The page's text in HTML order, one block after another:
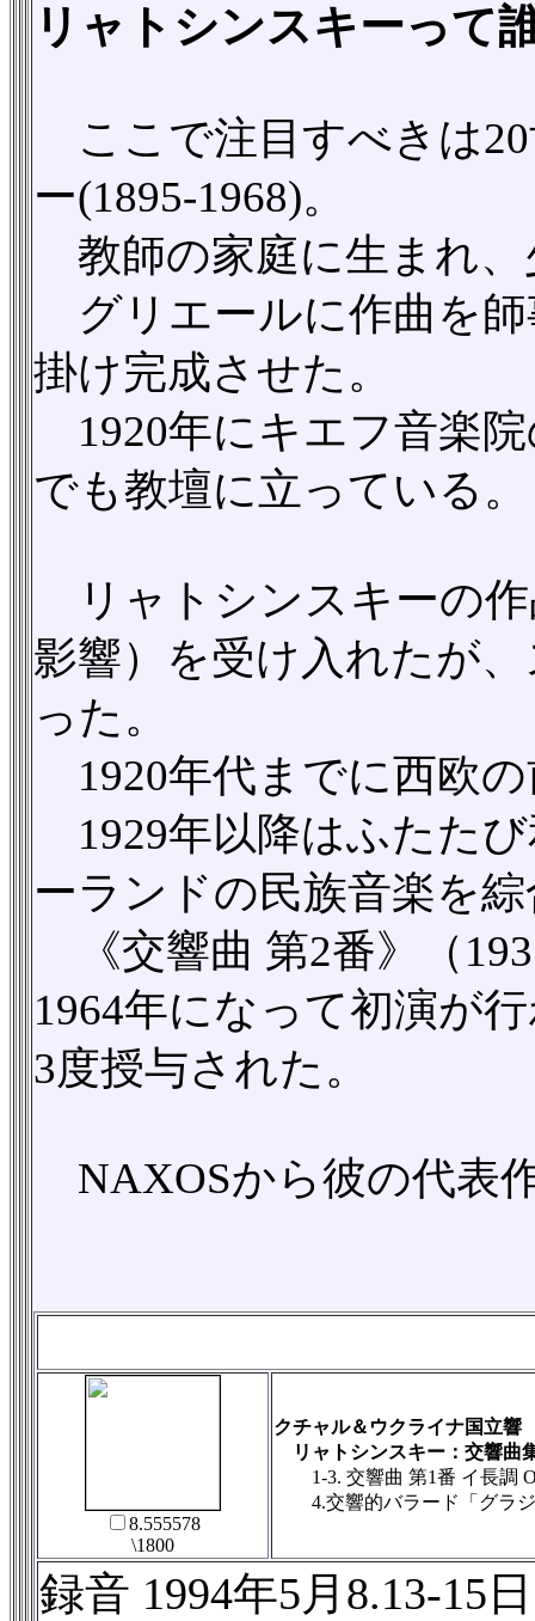
リャトシンスキーって
ここで注目すべきは
ー(1895-1968)。
教師の家庭に生まれ、
グリエールに作曲を師
掛け完成させた。
1920年にキエフ音楽
でも教壇に立っている。
リャトシンスキーの作
影響）を受け入れたが
った。
1920年代までに西欧
1929年以降はふたた
ーランドの民族音楽を
《交響曲 第2番》（
1964年になって初演が
3度授与された。
NAXOSから彼の代表
8.555578
\1800
クチャル＆ウクライナ国立響
リャトシンスキー：交響曲
1-3. 交響曲 第1番 イ長調
4.交響的バラード「グラジ
録音 1994年5月8.13-15